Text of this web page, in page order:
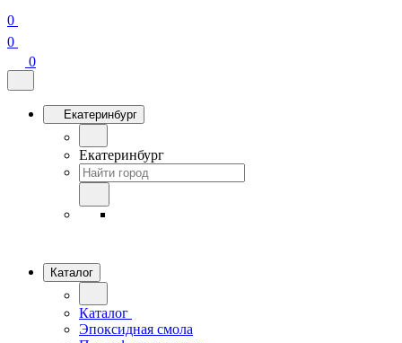
0
0
0
Екатеринбург
Екатеринбург
Каталог
Каталог
Эпоксидная смола